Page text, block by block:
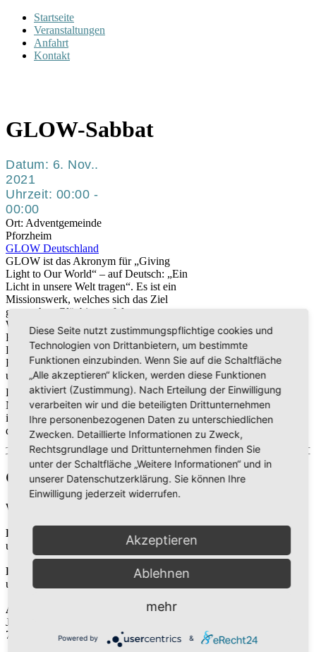
Startseite
Veranstaltungen
Anfahrt
Kontakt
GLOW-Sabbat
Datum: 6. Nov..
2021
Uhrzeit: 00:00 -
00:00
Ort: Adventgemeinde
Pforzheim
GLOW Deutschland
GLOW ist das Akronym für „Giving
Light to Our World“ – auf Deutsch: „Ein
Licht in unsere Welt tragen“. Es ist ein
Missionswerk, welches sich das Ziel
gesetzt hat, Gläubige auf der ganzen
Welt zu motivieren das Evangelium in
Form von kleinen Flyern zu verkünden.
Diese Flyer behandeln Themen wie
Erlösung, Gesundheit, Gebet, Prophetie
und die Glaubwürdigkeit der Bibel.
Das GLOW Team stellt sich vor und am
Nachmittag besteht die Möglichkeit mit
ihnen zusammen einen Missionseinsatz
durchzuführen.
Gottesdienst
Wir freuen uns, jeden Samstag gemeinsam Gottesdienst zu feiern:
Bibelgespräch
um 10:00 Uhr
Predigt
um 11:00 Uhr
Adresse
Jahnstr. 37
75173 Pforzheim
Diese Seite nutzt zustimmungspflichtige cookies und
Technologien von Drittanbietern, um bestimmte
Funktionen einzubinden. Wenn Sie auf die Schaltfläche
„Alle akzeptieren“ klicken, werden diese Funktionen
aktiviert (Zustimmung). Nach Erteilung der Einwilligung
verarbeiten wir und die beteiligten Drittunternehmen
Ihre personenbezogenen Daten zu unterschiedlichen
Zwecken. Detaillierte Informationen zu Zweck,
Rechtsgrundlage und Drittunternehmen finden Sie
unter der Schaltfläche „Weitere Informationen“ und in
unserer Datenschutzerklärung. Sie können Ihre
Einwilligung jederzeit widerrufen.
Akzeptieren
Ablehnen
mehr
Powered by &